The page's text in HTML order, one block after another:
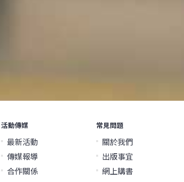
活動傳媒
最新活動
傳媒報導
合作關係
常見問題
關於我們
出版事宜
網上購書